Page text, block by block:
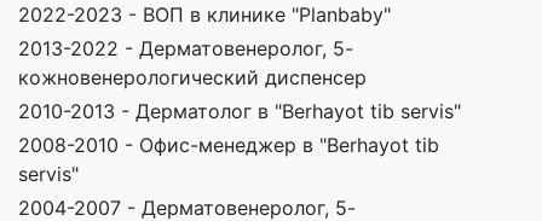
2022-2023 - ВОП в клинике "Planbaby"
2013-2022 - Дерматовенеролог, 5-
кожновенерологический диспенсер
2010-2013 - Дерматолог в "Berhayot tib servis"
2008-2010 - Офис-менеджер в "Berhayot tib
servis"
2004-2007 - Дерматовенеролог, 5-